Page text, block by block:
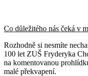
Co důležitého nás čeká v
Rozhodně si nesmíte
100 let ZUŠ Fryderyka
na komentovanou
malé překvapení.